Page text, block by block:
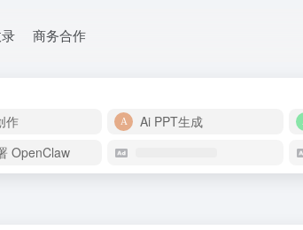
商务合作
作 Ai PPT生成
OpenClaw